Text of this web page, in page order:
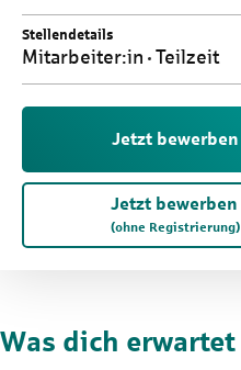
Stellendetails
Mitarbeiter:in Teilzeit
Jetzt bewerben
Jetzt bewerben
(ohne Registrierung)
Was dich erwartet